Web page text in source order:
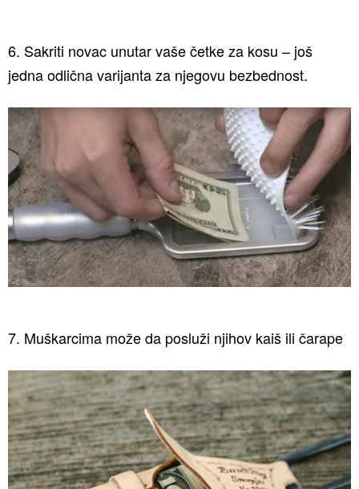
6. Sakriti novac unutar vaše četke za kosu – još
jedna odlična varijanta za njegovu bezbednost.
7. Muškarcima može da posluži njihov kaiš ili čarape